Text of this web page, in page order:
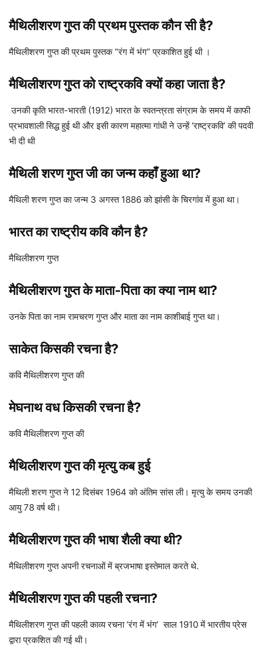
मैथिलीशरण गुप्त की प्रथम पुस्तक कौन सी है?
मैथिलीशरण गुप्त की प्रथम पुस्तक “रंग में भंग” प्रकाशित हुई थी ।
मैथिलीशरण गुप्त को राष्ट्रकवि क्यों कहा जाता है?
उनकी कृति भारत-भारती (1912) भारत के स्वतन्त्रता संग्राम के समय में काफी
प्रभावशाली सिद्ध हुई थी और इसी कारण महात्मा गांधी ने उन्हें ‘राष्ट्रकवि’ की पदवी
भी दी थी
मैथिली शरण गुप्त जी का जन्म कहाँ हुआ था?
मैथिली शरण गुप्त का जन्म 3 अगस्त 1886 को झांसी के चिरगांव में हुआ था।
भारत का राष्ट्रीय कवि कौन है?
मैथिलीशरण गुप्त
मैथिलीशरण गुप्त के माता-पिता का क्या नाम था?
उनके पिता का नाम रामचरण गुप्त और माता का नाम काशीबाई गुप्त था।
साकेत किसकी रचना है?
कवि मैथिलीशरण गुप्त की
मेघनाथ वध किसकी रचना है?
कवि मैथिलीशरण गुप्त की
मैथिलीशरण गुप्त की मृत्यु कब हुई
मैथिली शरण गुप्त ने 12 दिसंबर 1964 को अंतिम सांस ली। मृत्यु के समय उनकी
आयु 78 वर्ष थी।
मैथिलीशरण गुप्त की भाषा शैली क्या थी?
मैथिलीशरण गुप्त अपनी रचनाओं में ब्रजभाषा इस्तेमाल करते थे.
मैथिलीशरण गुप्त की पहली रचना?
मैथिलीशरण गुप्त की पहली काव्य रचना ‘रंग में भंग’ साल 1910 में भारतीय प्रेस
द्वारा प्रकशित की गई थी।